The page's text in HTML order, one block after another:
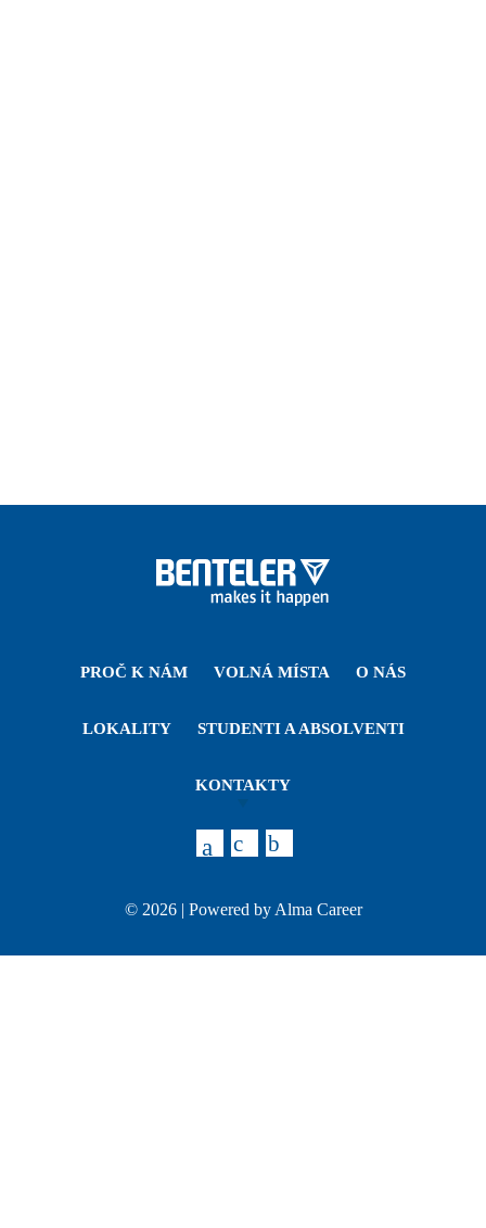
PROČ K NÁM VOLNÁ MÍSTA O NÁS
LOKALITY STUDENTI A ABSOLVENTI
KONTAKTY
© 2026 | Powered by Alma Career